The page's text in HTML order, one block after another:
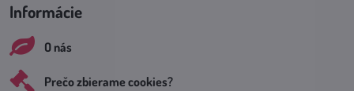
Informácie
O nás
Prečo zbierame cookies?